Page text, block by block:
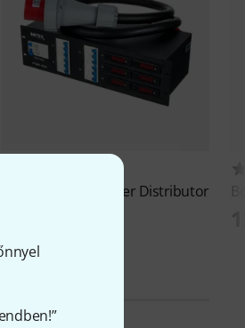
PSA 631 Power Distributor
199 600 Ft